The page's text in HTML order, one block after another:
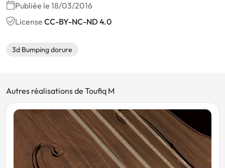
Publiée le 18/03/2016
License CC-BY-NC-ND 4.0
3d Bumping dorure
Autres réalisations de Toufiq M